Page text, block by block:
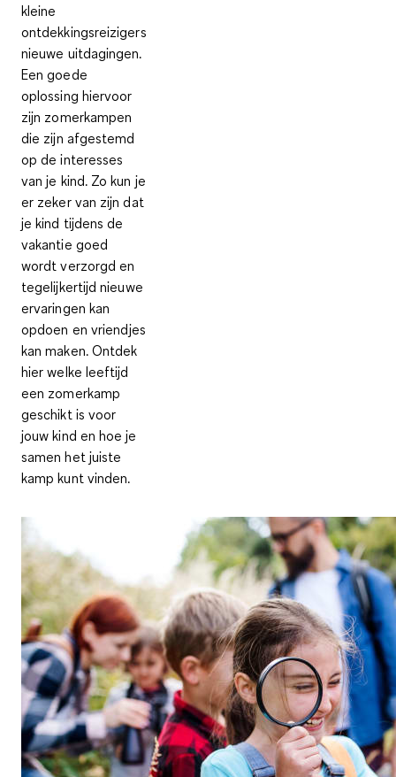
kleine
ontdekkingsreizigers
nieuwe uitdagingen.
Een goede
oplossing hiervoor
zijn zomerkampen
die zijn afgestemd
op de interesses
van je kind. Zo kun je
er zeker van zijn dat
je kind tijdens de
vakantie goed
wordt verzorgd en
tegelijkertijd nieuwe
ervaringen kan
opdoen en vriendjes
kan maken. Ontdek
hier welke leeftijd
een zomerkamp
geschikt is voor
jouw kind en hoe je
samen het juiste
kamp kunt vinden.